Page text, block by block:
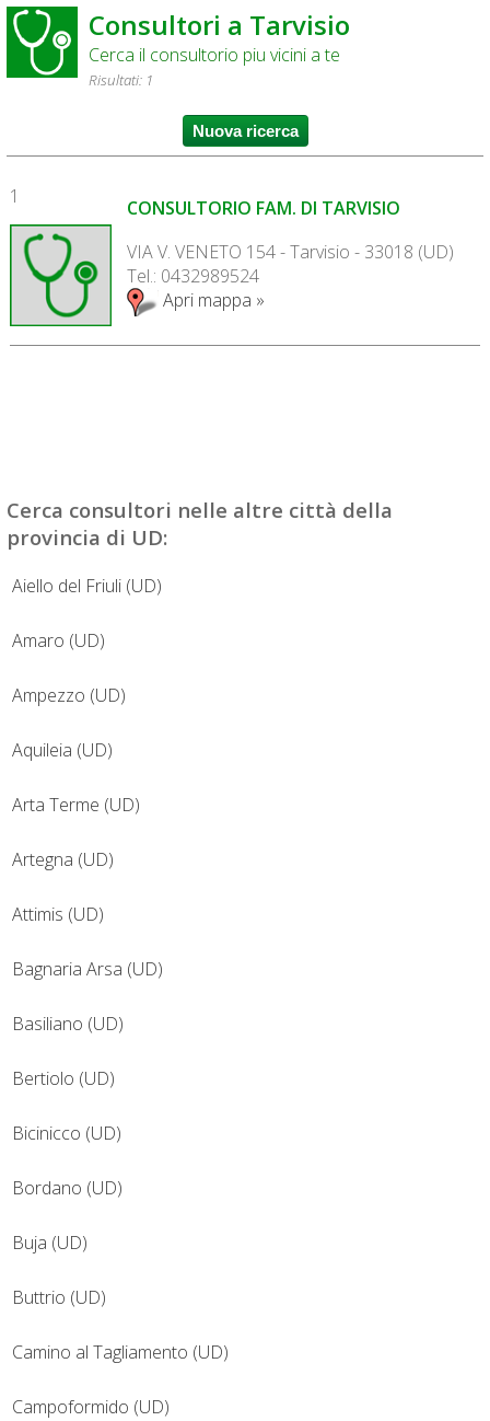
Consultori a Tarvisio
Cerca il consultorio piu vicini a te
Risultati: 1
1
CONSULTORIO FAM. DI TARVISIO
VIA V. VENETO 154 - Tarvisio - 33018 (UD)
Tel.: 0432989524
Apri mappa »
Cerca consultori nelle altre città della
provincia di UD:
Aiello del Friuli (UD)
Amaro (UD)
Ampezzo (UD)
Aquileia (UD)
Arta Terme (UD)
Artegna (UD)
Attimis (UD)
Bagnaria Arsa (UD)
Basiliano (UD)
Bertiolo (UD)
Bicinicco (UD)
Bordano (UD)
Buja (UD)
Buttrio (UD)
Camino al Tagliamento (UD)
Campoformido (UD)